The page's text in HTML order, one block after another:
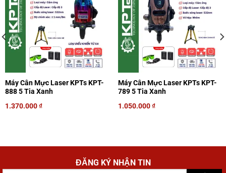
Máy Cân Mực Laser KPTs KPT-
888 5 Tia Xanh
1.370.000₫
Máy Cân Mực Laser KPTs KPT-
789 5 Tia Xanh
1.050.000₫
ĐĂNG KÝ NHẬN TIN